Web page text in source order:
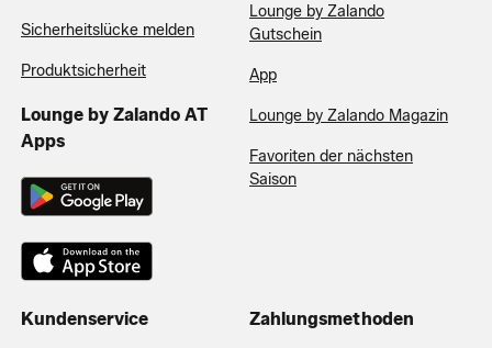
Sicherheitslücke melden
Produktsicherheit
Lounge by Zalando AT
Apps
Lounge by Zalando
Gutschein
App
Lounge by Zalando Magazin
Favoriten der nächsten
Saison
Kundenservice Zahlungsmethoden